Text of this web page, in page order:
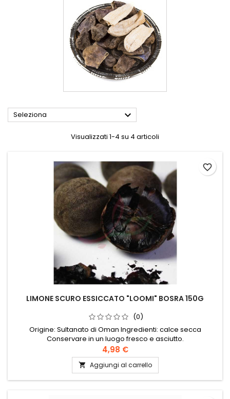
Seleziona 
Visualizzati 1-4 su 4 articoli
LIMONE SCURO ESSICCATO "LOOMI" BOSRA 150G
(0)
Origine: Sultanato di Oman Ingredienti: calce secca
Conservare in un luogo fresco e asciutto.
4,98 €
 Aggiungi al carrello
favorite_border